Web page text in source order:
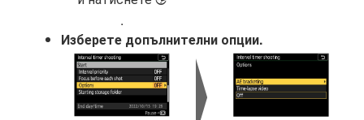
.
Изберете допълнителни опции.